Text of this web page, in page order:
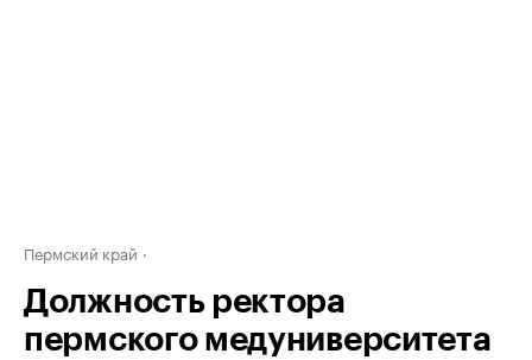
Пермский край
Должность ректора
пермского медуниверситета